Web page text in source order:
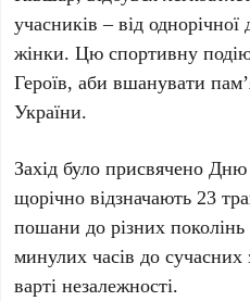
учасників – від
жінки. Цю спортивну
Героїв, аби вшанувати
України.
Захід було присвячено Дню
щорічно відзначають 23
пошани до різних
минулих часів до
варті незалежності.